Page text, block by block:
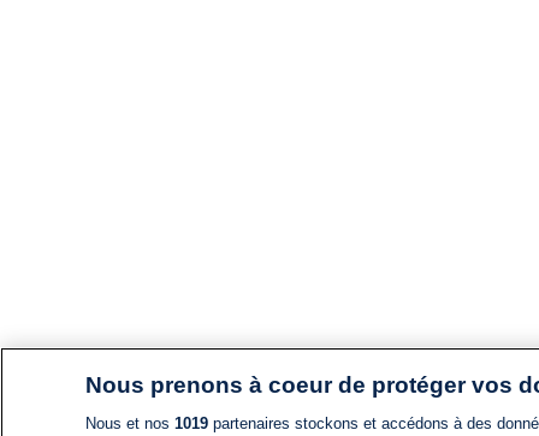
Nous prenons à coeur de protéger vos
Nous et nos 1019partenaires stockons et accédons à des